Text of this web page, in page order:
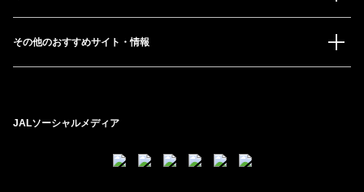
その他のおすすめサイト・情報
JALソーシャルメディア